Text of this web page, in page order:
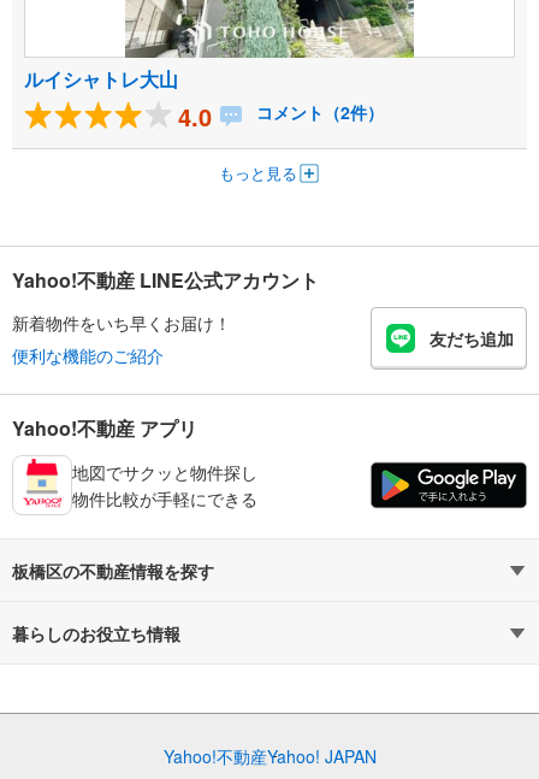
ルイシャトレ大山
4.0 コメント（2件）
もっと見る
Yahoo!不動産 LINE公式アカウント
新着物件をいち早くお届け！
便利な機能のご紹介
友だち追加
Yahoo!不動産 アプリ
地図でサクッと物件探し
物件比較が手軽にできる
板橋区の不動産情報を探す
不動産・住宅
中古一戸建て
暮らしのお役立ち情報
Yahoo!不動産Yahoo! JAPAN